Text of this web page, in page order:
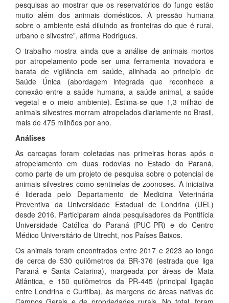
pesquisas ao mostrar que os reservatórios do fungo estão
muito além dos animais domésticos. A pressão humana
sobre o ambiente está diluindo as fronteiras do que é rural,
urbano e silvestre”, afirma Rodrigues.
O trabalho mostra ainda que a análise de animais mortos
por atropelamento pode ser uma ferramenta inovadora e
barata de vigilância em saúde, alinhada ao princípio de
Saúde Única (abordagem integrada que reconhece a
conexão entre a saúde humana, a saúde animal, a saúde
vegetal e o meio ambiente). Estima-se que 1,3 milhão de
animais silvestres morram atropelados diariamente no Brasil,
mais de 475 milhões por ano.
Análises
As carcaças foram coletadas nas primeiras horas após o
atropelamento em duas rodovias no Estado do Paraná,
como parte de um projeto de pesquisa sobre o potencial de
animais silvestres como sentinelas de zoonoses. A iniciativa
é liderada pelo Departamento de Medicina Veterinária
Preventiva da Universidade Estadual de Londrina (UEL)
desde 2016. Participaram ainda pesquisadores da Pontifícia
Universidade Católica do Paraná (PUC-PR) e do Centro
Médico Universitário de Utrecht, nos Países Baixos.
Os animais foram encontrados entre 2017 e 2023 ao longo
de cerca de 530 quilômetros da BR-376 (estrada que liga
Paraná e Santa Catarina), margeada por áreas de Mata
Atlântica, e 150 quilômetros da PR-445 (principal ligação
entre Londrina e Curitiba), às margens de áreas nativas de